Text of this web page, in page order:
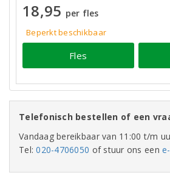
18,95 per fles
Beperkt beschikbaar
Fles
Telefonisch bestellen of een
Vandaag bereikbaar van 11:00 t/m
Tel:020-4706050 of stuur ons een